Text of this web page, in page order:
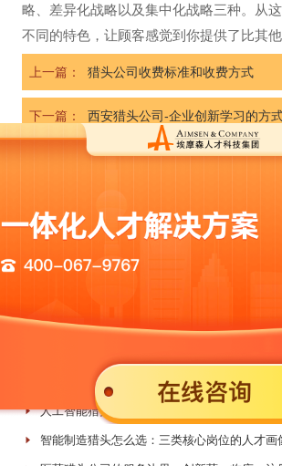
略、差异化战略以及集中化战略三种。从
不同的特色，让顾客感觉到你提供了比其
上一篇： 猎头公司收费标准和收费方式
下一篇： 西安猎头公司-企业创新学习的方
相关文章
从校园招聘和社会招聘看待学历的重要性
芯片半导体猎头能否解决人才卡脖子问题：
人工智能猎头公司的实际能力边界：大模型
智能制造猎头怎么选：三类核心岗位的人才画